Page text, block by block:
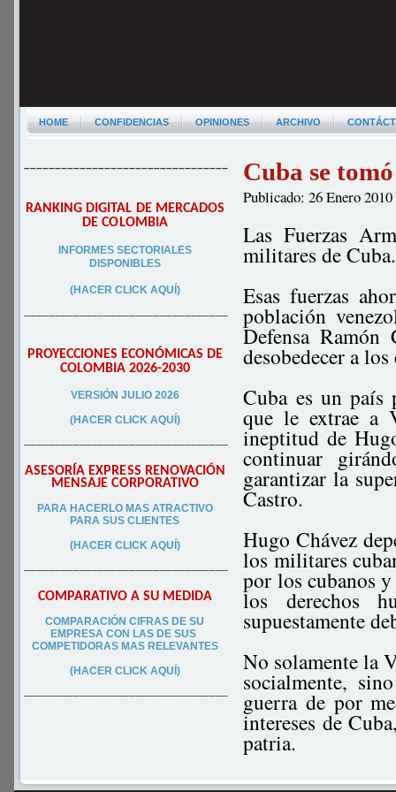
HOME CONFIDENCIAS OPINIONES ARCHIVO
–––––––––––––––––––––––––––––––––
RANKING DIGITAL DE MERCADOS
DE COLOMBIA
INFORMES SECTORIALES
DISPONIBLES
(HACER CLICK AQUÍ)
–––––––––––––––––––––––––––––––––
PROYECCIONES ECONÓMICAS DE
COLOMBIA 2026-2030
VERSIÓN JULIO 2026
(HACER CLICK AQUÍ)
–––––––––––––––––––––––––––––––––
ASESORÍA EXPRESS RENOVACIÓN
MENSAJE CORPORATIVO
PARA HACERLO MAS ATRACTIVO
PARA SUS CLIENTES
(HACER CLICK AQUÍ)
–––––––––––––––––––––––––––––––––
COMPARATIVO A SU MEDIDA
COMPARACIÓN CIFRAS DE SU
EMPRESA CON LAS DE SUS
COMPETIDORAS MAS RELEVANTES
(HACER CLICK AQUÍ)
–––––––––––––––––––––––––––––––––
Cuba se
Publicado: 26 Enero 2010
Las Fuerzas
militares de
Esas fuerzas
población
Defensa
desobedecer a
Cuba es un país
que le extrae a
ineptitud de
continuar
garantizar la
Castro.
Hugo Chávez
los militares
por los cubanos
los derechos
supuestamente
No solamente la
socialmente,
guerra de por
intereses de
patria.